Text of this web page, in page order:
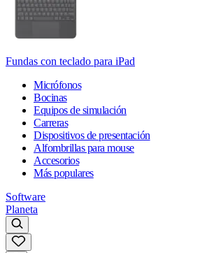
Fundas con teclado para iPad
Micrófonos
Bocinas
Equipos de simulación
Carreras
Dispositivos de presentación
Alfombrillas para mouse
Accesorios
Más populares
Software
Planeta